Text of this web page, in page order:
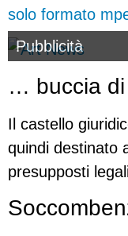
solo formato
Pubblicità
… buccia
Il castello
quindi destinato
presupposti